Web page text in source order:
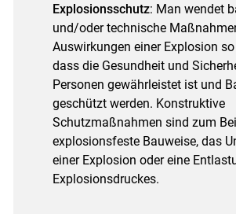
Explosionsschutz: Man wendet
und/oder technische
Auswirkungen einer Explosion
dass die Gesundheit und
Personen gewährleistet ist und
geschützt werden. Konstruktive
Schutzmaßnahmen sind zum
explosionsfeste Bauweise, das
einer Explosion oder eine
Explosionsdruckes.